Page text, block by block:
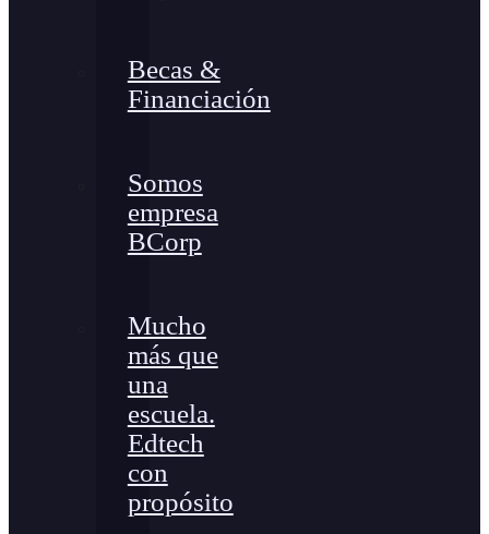
Becas &
Financiación
Somos
empresa
BCorp
Mucho
más que
una
escuela.
Edtech
con
propósito